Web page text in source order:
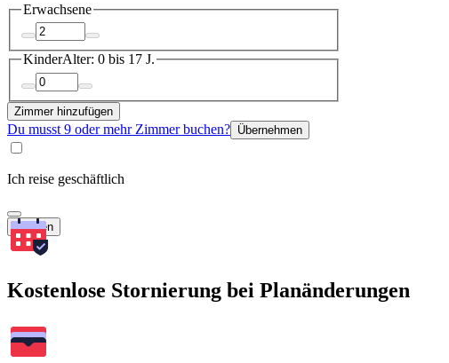
Erwachsene
KinderAlter: 0 bis 17 J.
Zimmer hinzufügen
Du musst 9 oder mehr Zimmer buchen? Übernehmen
Ich reise geschäftlich
Suchen
Kostenlose Stornierung bei Planänderungen